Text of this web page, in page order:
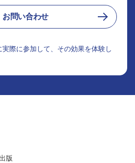
お問い合わせ
際に参加して、その効果を体験し
版